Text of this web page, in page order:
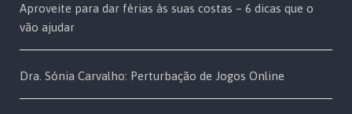
Aproveite para dar férias às suas costas – 6 dicas que o
vão ajudar
Dra. Sónia Carvalho: Perturbação de Jogos Online